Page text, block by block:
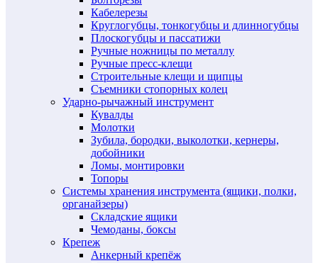
Кабелерезы
Круглогубцы, тонкогубцы и длинногубцы
Плоскогубцы и пассатижи
Ручные ножницы по металлу
Ручные пресс-клещи
Строительные клещи и щипцы
Съемники стопорных колец
Ударно-рычажный инструмент
Кувалды
Молотки
Зубила, бородки, выколотки, кернеры,
добойники
Ломы, монтировки
Топоры
Системы хранения инструмента (ящики, полки,
органайзеры)
Складские ящики
Чемоданы, боксы
Крепеж
Анкерный крепёж